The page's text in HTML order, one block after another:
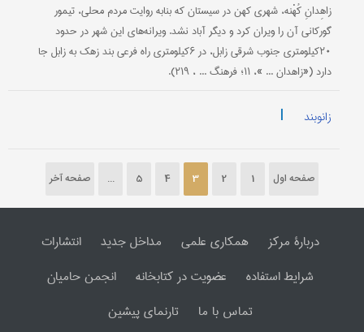
زاهِدانِ کُهْنه، شهری کهن در سیستان که بنابه روایت مردم محلی، تیمور
گورکانی آن را ویران کرد و دیگر آباد نشد. ویرانه‌های این شهر در حدود
۲۰کیلومتری جنوب شرقی زابل، در ۶کیلومتری راه فرعی بند زهک به زابل جا
دارد («زاهدان ... »، ۱۱؛ فرهنگ ... ، ۲۱۹).
زانوبند |
صفحه اول 1
2
3
4
5
... صفحه آخر
دربارۀ مرکز همکاری علمی مداخل جدید
انتشارات
شرایط استفاده
عضویت در کتابخانه
انجمن حامیان
تماس با ما
تارنمای پیشین